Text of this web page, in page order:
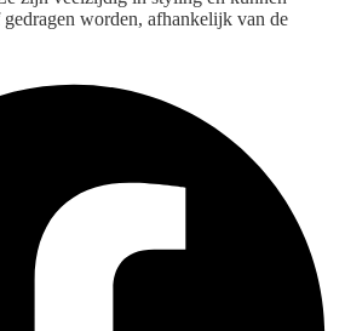
worden, afhankelijk van de